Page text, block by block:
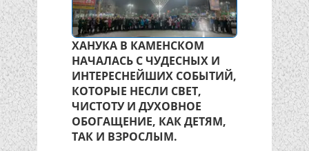
ХАНУКА В КАМЕНСКОМ
НАЧАЛАСЬ С ЧУДЕСНЫХ И
ИНТЕРЕСНЕЙШИХ СОБЫТИЙ,
КОТОРЫЕ НЕСЛИ СВЕТ,
ЧИСТОТУ И ДУХОВНОЕ
ОБОГАЩЕНИЕ, КАК ДЕТЯМ,
ТАК И ВЗРОСЛЫМ.